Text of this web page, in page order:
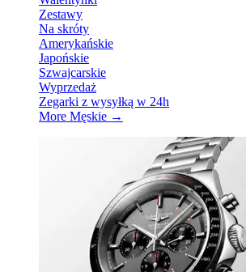
Zestawy
Na skróty
Amerykańskie
Japońskie
Szwajcarskie
Wyprzedaż
Zegarki z wysyłką w 24h
More Męskie →